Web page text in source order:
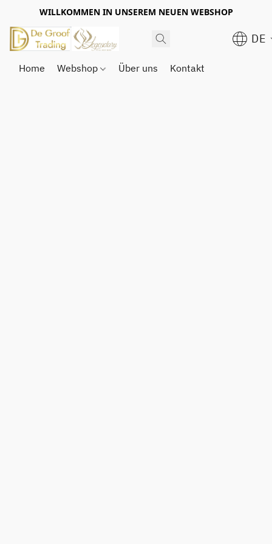
WILLKOMMEN IN UNSEREM NEUEN WEBSHOP
DE
Home Webshop Über uns Kontakt